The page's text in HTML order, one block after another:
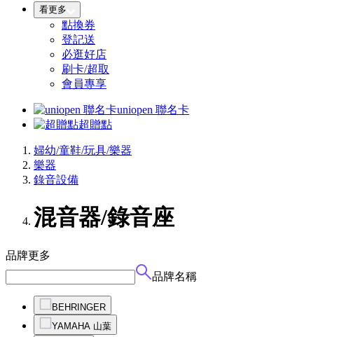
看更多
點換券
登記送
必逛好店
刷卡/超取
會員專享
uniopen 聯名卡
超贈點
婦幼/童鞋/玩具/樂器
樂器
錄音設備
混音器/錄音座
品牌更多
品牌名稱
BEHRINGER
YAMAHA 山葉